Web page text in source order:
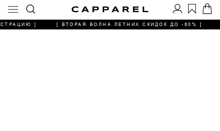
] [ ВТОРАЯ ВОЛНА ЛЕТНИХ СКИДОК ДО -60% ]